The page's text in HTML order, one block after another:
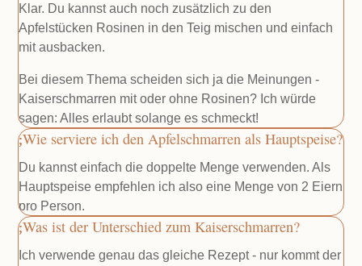
Klar. Du kannst auch noch zusätzlich zu den
Apfelstücken Rosinen in den Teig mischen und einfach
mit ausbacken.
Bei diesem Thema scheiden sich ja die Meinungen -
Kaiserschmarren mit oder ohne Rosinen? Ich würde
sagen: Alles erlaubt solange es schmeckt!
Wie serviere ich den Apfelschmarren als Hauptspeise?
Du kannst einfach die doppelte Menge verwenden. Als
Hauptspeise empfehlen ich also eine Menge von 2 Eiern
pro Person.
Was ist der Unterschied zum Kaiserschmarren?
Ich verwende genau das gleiche Rezept - nur kommt der